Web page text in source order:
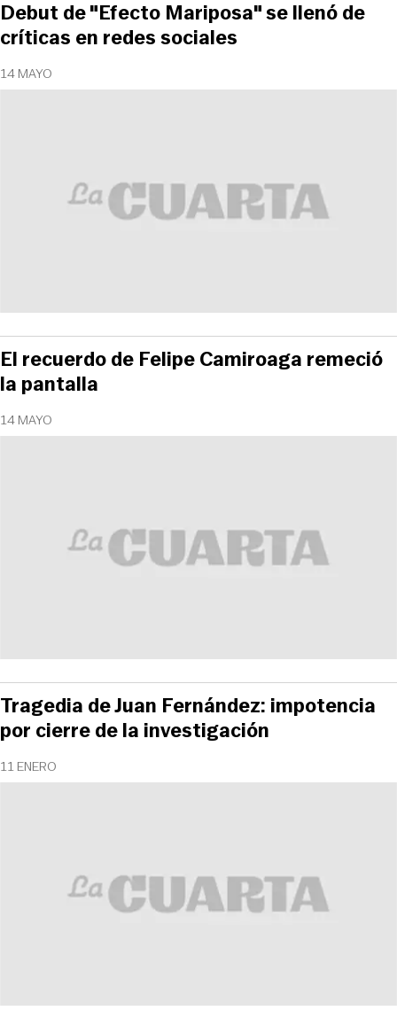
14 MAYO
Debut de "Efecto Mariposa" se llenó de
críticas en redes sociales
14 MAYO
El recuerdo de Felipe Camiroaga remeció
la pantalla
11 ENERO
Tragedia de Juan Fernández: impotencia
por cierre de la investigación